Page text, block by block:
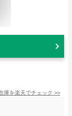
庫を楽天でチェック >>